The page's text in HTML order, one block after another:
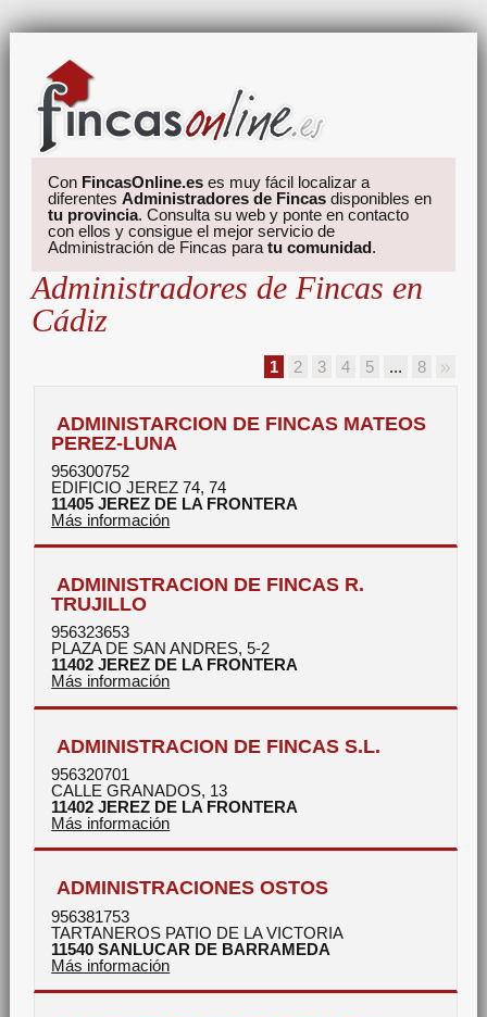
Con FincasOnline.es es muy fácil localizar a
diferentesAdministradores de Fincas disponibles en
tu provincia. Consulta su web y ponte en contacto
con ellos y consigue el mejor servicio de
Administración de Fincas paratu comunidad.
Administradores de Fincas en
Cádiz
1 2 3 4 5 ... 8
ADMINISTARCION DE FINCAS MATEOS
PEREZ-LUNA
956300752
EDIFICIO JEREZ 74, 74
11405 JEREZ DE LA FRONTERA
Más información
ADMINISTRACION DE FINCAS R.
TRUJILLO
956323653
PLAZA DE SAN ANDRES, 5-2
11402 JEREZ DE LA FRONTERA
Más información
ADMINISTRACION DE FINCAS S.L.
956320701
CALLE GRANADOS, 13
11402 JEREZ DE LA FRONTERA
Más información
ADMINISTRACIONES OSTOS
956381753
TARTANEROS PATIO DE LA VICTORIA
11540 SANLUCAR DE BARRAMEDA
Más información